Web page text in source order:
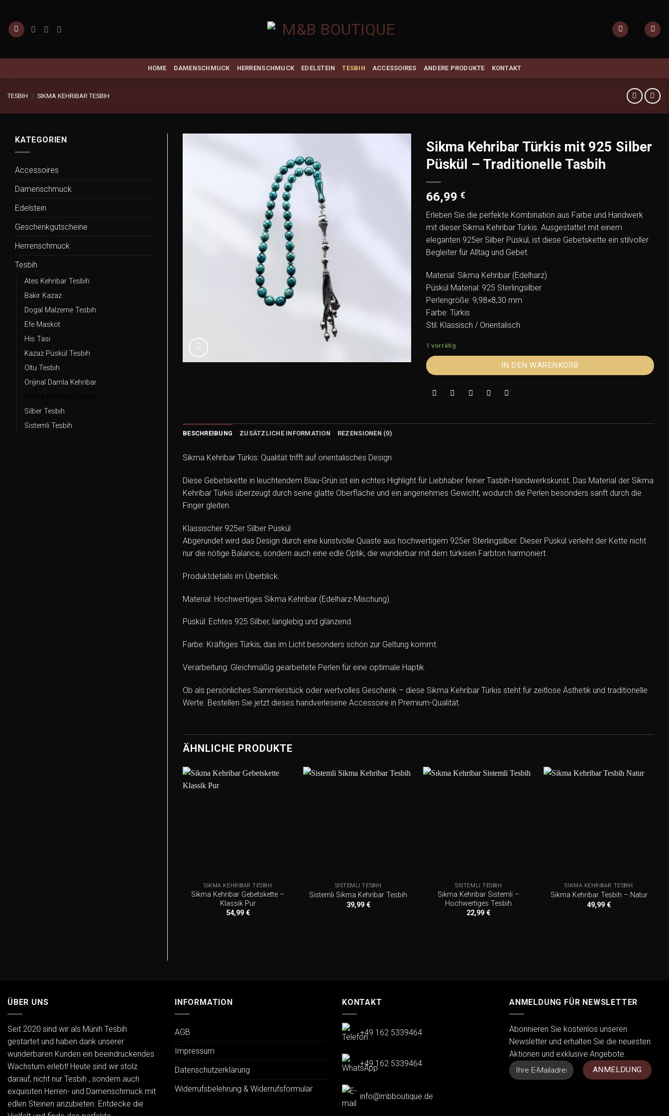
springen
HOME DAMENSCHMUCK HERRENSCHMUCK EDELSTEIN TESBIH ACCESSOIRES ANDERE PRODUKTE KONTAKT
TESBIH / SIKMA KEHRIBAR TESBIH
KATEGORIEN
Accessoires
Damenschmuck
Edelstein
Geschenkgutscheine
Herrenschmuck
Tesbih
Ates Kehribar Tesbih
Bakir Kazaz
Dogal Malzeme Tesbih
Efe Maskot
His Tasi
Kazaz Püskül Tesbih
Oltu Tesbih
Orijinal Damla Kehribar
Silber Tesbih
Sistemli Tesbih
Sikma Kehribar Türkis mit 925 Silber
Püskül – Traditionelle Tasbih
66,99 €
Erleben Sie die perfekte Kombination aus Farbe und Handwerk
mit dieser Sikma Kehribar Türkis. Ausgestattet mit einem
eleganten 925er Silber Püskül, ist diese Gebetskette ein stilvoller
Begleiter für Alltag und Gebet.
Material: Sikma Kehribar (Edelharz)
Püskül Material: 925 Sterlingsilber
Perlengröße: 9,98×8,30 mm
Farbe: Türkis
Stil: Klassisch / Orientalisch
1 vorrätig
IN DEN WARENKORB
BESCHREIBUNG ZUSÄTZLICHE INFORMATION REZENSIONEN (0)
Sikma Kehribar Türkis: Qualität trifft auf orientalisches Design
Diese Gebetskette in leuchtendem Blau-Grün ist ein echtes Highlight für Liebhaber feiner Tasbih-Handwerkskunst. Das Material der Sikma
Kehribar Türkis überzeugt durch seine glatte Oberfläche und ein angenehmes Gewicht, wodurch die Perlen besonders sanft durch die
Finger gleiten.
Klassischer 925er Silber Püskül
Abgerundet wird das Design durch eine kunstvolle Quaste aus hochwertigem 925er Sterlingsilber. Dieser Püskül verleiht der Kette nicht
nur die nötige Balance, sondern auch eine edle Optik, die wunderbar mit dem türkisen Farbton harmoniert.
Produktdetails im Überblick:
Material: Hochwertiges Sikma Kehribar (Edelharz-Mischung).
Püskül: Echtes 925 Silber, langlebig und glänzend.
Farbe: Kräftiges Türkis, das im Licht besonders schön zur Geltung kommt.
Verarbeitung: Gleichmäßig gearbeitete Perlen für eine optimale Haptik.
Ob als persönliches Sammlerstück oder wertvolles Geschenk – diese Sikma Kehribar Türkis steht für zeitlose Ästhetik und traditionelle
Werte. Bestellen Sie jetzt dieses handverlesene Accessoire in Premium-Qualität.
ÄHNLICHE PRODUKTE
SIKMA KEHRIBAR TESBIH
Sikma Kehribar Gebetskette –
Klassik Pur
54,99 €
SISTEMLI TESBIH
Sistemli Sikma Kehribar Tesbih
39,99 €
SISTEMLI TESBIH
Sıkma Kehribar Sistemli –
Hochwertiges Tesbih
22,99€
SIKMA KEHRIBAR TESBIH
Sikma Kehribar Tesbih – Natur
49,99€
ÜBER UNS
Seit 2020 sind wir als Münih Tesbih
gestartet und haben dank unserer
wunderbaren Kunden ein beeindruckendes
Wachstum erlebt! Heute sind wir stolz
darauf, nicht nur Tesbih , sondern auch
exquisiten Herren- und Damenschmuck mit
edlen Steinen anzubieten. Entdecke die
INFORMATION
AGB
Impressum
Datenschutzerklärung
Widerrufsbelehrung & Widerrufsformular
KONTAKT
+49 162 5339464
+49 162 5339464
info@mbboutique.de
ANMELDUNG FÜR NEWSLETTER
Abonnieren Sie kostenlos unseren
Newsletter und erhalten Sie die neuesten
Aktionen und exklusive Angebote.